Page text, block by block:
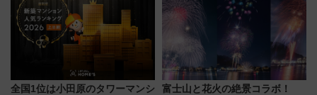
帰省動向調査】
全国1位は小田原のタワーマンシ
富士山と花火の絶景コラボ！